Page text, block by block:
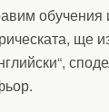
обучения
ще